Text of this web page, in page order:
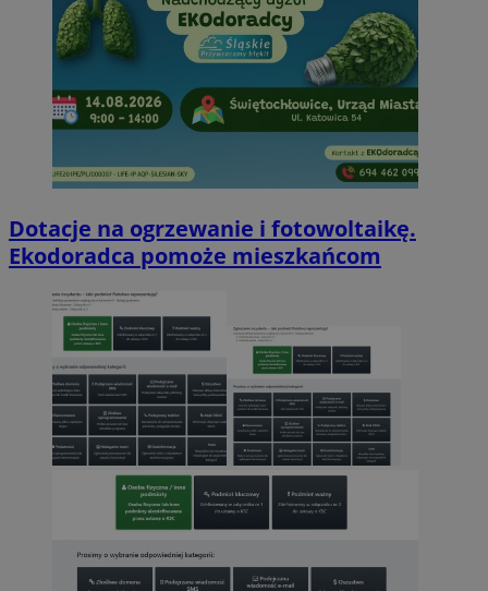
Dotacje na ogrzewanie i fotowoltaikę.
Ekodoradca pomoże mieszkańcom